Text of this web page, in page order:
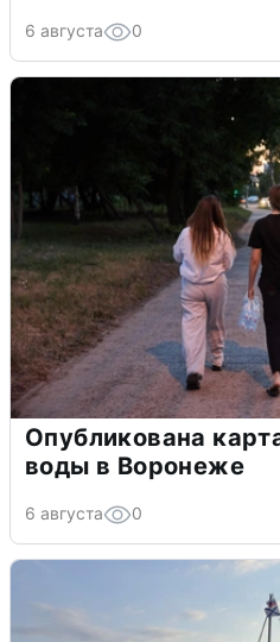
6 августа 0
Опубликована
воды в Воронеже
6 августа 0